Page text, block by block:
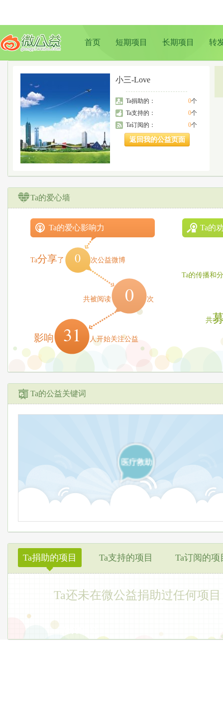
首页 短期项目 长期项目 转
小三-Love
0个
Ta捐助的：
0个
Ta支持的：
0个
Ta订阅的：
返回我的公益页面
Ta的爱心墙
Ta的爱心影响力
Ta分享了 0 次公益微博
共被阅读 0 次
影响 31 人开始关注公益
Ta的
Ta的传播和
共
Ta的公益关键词
医疗救助
Ta捐助的项目
◆
Ta支持的项目 Ta订阅的项
Ta还未在微公益捐助过任何项目